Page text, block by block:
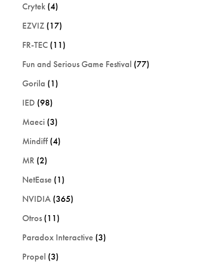
Crytek(4)
EZVIZ(17)
FR-TEC(11)
Fun and Serious Game Festival (77)
Gorila (1)
IED (98)
Maeci (3)
Mindiff(4)
MR (2)
NetEase (1)
NVIDIA(365)
Otros(11)
Paradox Interactive (3)
Propel (3)